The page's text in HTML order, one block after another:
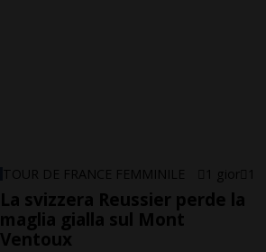
TOUR DE FRANCE FEMMINILE 1 gior 1
La svizzera Reussier perde la
maglia gialla sul Mont
Ventoux